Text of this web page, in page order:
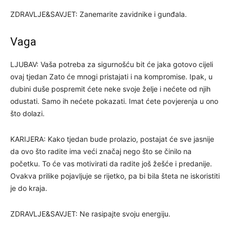
ZDRAVLJE&SAVJET: Zanemarite zavidnike i gunđala.
Vaga
LJUBAV: Vaša potreba za sigurnošću bit će jaka gotovo cijeli
ovaj tjedan Zato će mnogi pristajati i na kompromise. Ipak, u
dubini duše pospremit ćete neke svoje želje i nećete od njih
odustati. Samo ih nećete pokazati. Imat ćete povjerenja u ono
što dolazi.
KARIJERA: Kako tjedan bude prolazio, postajat će sve jasnije
da ovo što radite ima veći značaj nego što se činilo na
početku. To će vas motivirati da radite još žešće i predanije.
Ovakva prilike pojavljuje se rijetko, pa bi bila šteta ne iskoristiti
je do kraja.
ZDRAVLJE&SAVJET: Ne rasipajte svoju energiju.